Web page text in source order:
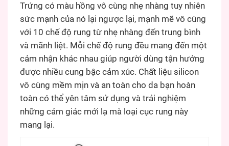
Trứng có màu hồng vô cùng nhẹ nhàng tuy nhiên
sức mạnh của nó lại ngược lại, mạnh mẽ vô cùng
với 10 chế độ rung từ nhẹ nhàng đến trung bình
và mãnh liệt. Mỗi chế độ rung đều mang đến một
cảm nhận khác nhau giúp người dùng tận hưởng
được nhiều cung bậc cảm xúc. Chất liệu silicon
vô cùng mềm mịn và an toàn cho da bạn hoàn
toàn có thể yên tâm sử dụng và trải nghiệm
những cảm giác mới lạ mà loại cục rung này
mang lại.